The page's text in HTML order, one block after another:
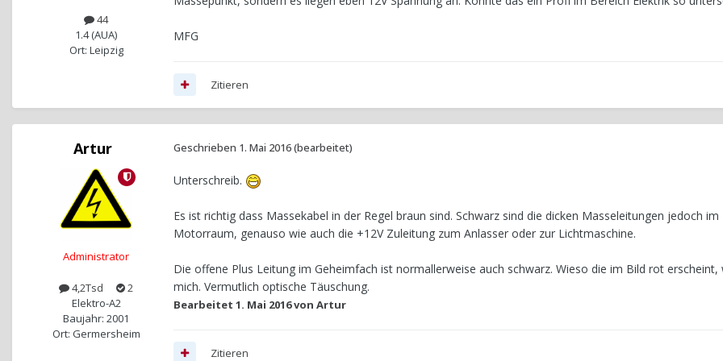
44
1.4 (AUA)
Ort: Leipzig
MFG
Zitieren
Artur
Administrator
4,2Tsd
2
Elektro-A2
Baujahr: 2001
Ort: Germersheim
Geschrieben 1. Mai 2016(bearbeitet)
Unterschreib.
Es ist richtig dass Massekabel in der Regel braun sind. Schwarz sind die dicken Masseleitungen jedoch im
Motorraum, genauso wie auch die +12V Zuleitung zum Anlasser oder zur Lichtmaschine.
Die offene Plus Leitung im Geheimfach ist normallerweise auch schwarz. Wieso die im Bild rot erscheint,
mich. Vermutlich optische Täuschung.
Bearbeitet 1. Mai 2016von Artur
Zitieren